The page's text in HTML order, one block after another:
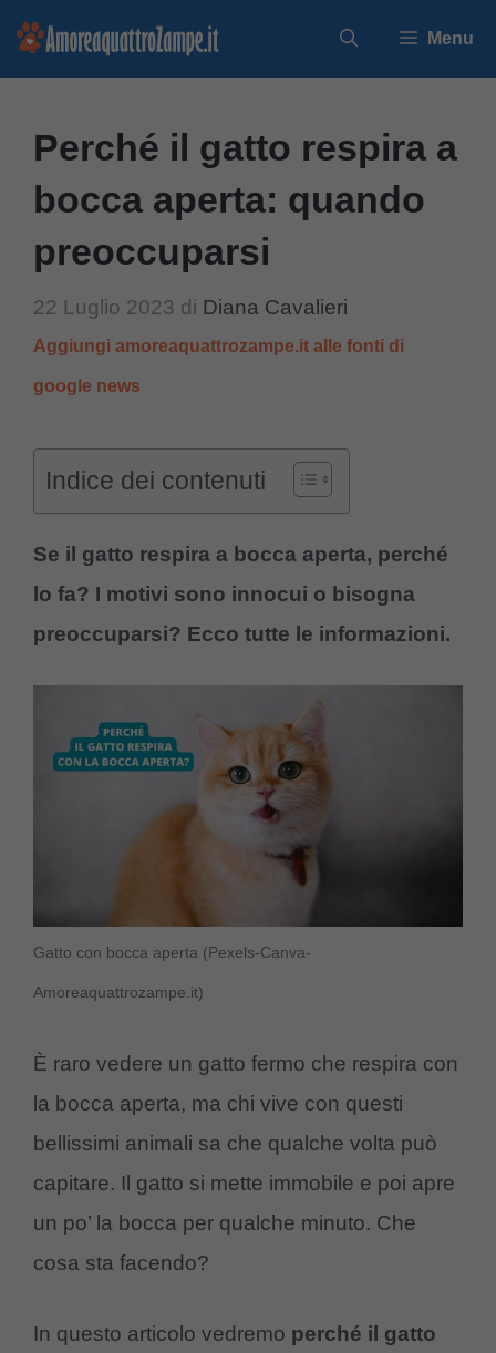
Vai
Menu
Perché il gatto respira a
bocca aperta: quando
preoccuparsi
22 Luglio 2023 di Diana Cavalieri
Aggiungi amoreaquattrozampe.it alle fonti di
google news
Indice dei contenuti
Se il gatto respira a bocca aperta, perché
lo fa? I motivi sono innocui o bisogna
preoccuparsi? Ecco tutte le informazioni.
Gatto con bocca aperta (Pexels-Canva-
Amoreaquattrozampe.it)
È raro vedere un gatto fermo che respira con
la bocca aperta, ma chi vive con questi
bellissimi animali sa che qualche volta può
capitare. Il gatto si mette immobile e poi apre
un po’ la bocca per qualche minuto. Che
cosa sta facendo?
In questo articolo vedremo perché il gatto